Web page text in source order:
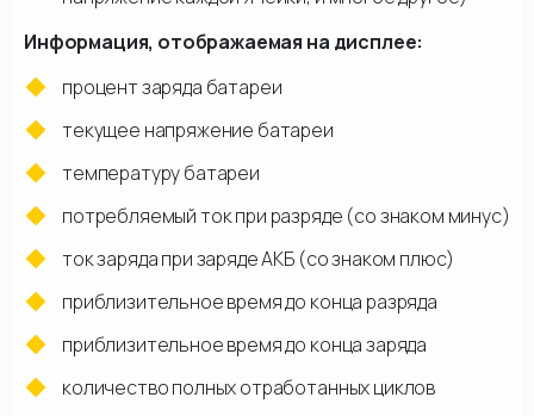
Информация, отображаемая на дисплее:
процент заряда батареи
текущее напряжение батареи
температуру батареи
потребляемый ток при разряде (со знаком минус)
ток заряда при заряде АКБ (со знаком плюс)
приблизительное время до конца разряда
приблизительное время до конца заряда
количество полных отработанных циклов